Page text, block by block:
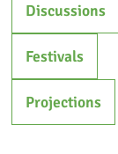
Discussions
Festivals
Projections